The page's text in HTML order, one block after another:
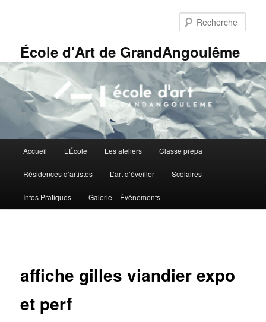
principalÉcole d'Art de GrandAngoulême
principal
Accueil L’École Les ateliers Classe prépa
Résidences d’artistes L’art d’éveiller Scolaires
Infos Pratiques Galerie – Évènements
affiche gilles viandier expo
et perf